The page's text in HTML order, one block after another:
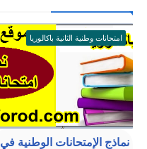
امتحانات وطنية الثانية باكالوريا
نماذج الإمتحانات الوطنية في